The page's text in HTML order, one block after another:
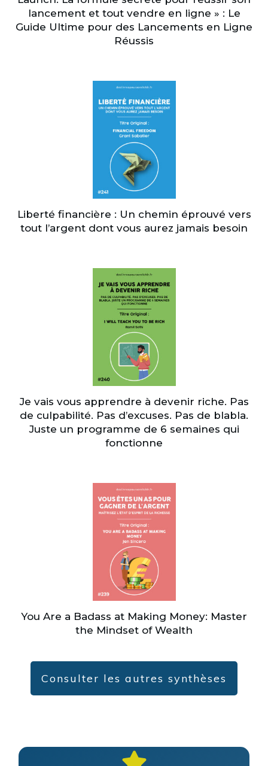
lancement et tout vendre en ligne » : Le
Guide Ultime pour des Lancements en Ligne
Réussis
Liberté financière : Un chemin éprouvé vers
tout l’argent dont vous aurez jamais besoin
Je vais vous apprendre à devenir riche. Pas
de culpabilité. Pas d’excuses. Pas de blabla.
Juste un programme de 6 semaines qui
fonctionne
You Are a Badass at Making Money: Master
the Mindset of Wealth
Consulter les autres synthèses